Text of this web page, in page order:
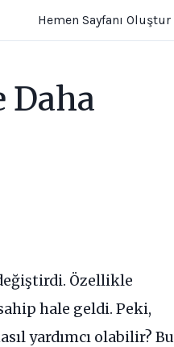
Hemen Sayfanı Oluştur
Daha
Özellikle
hale geldi. Peki,
yardımcı olabilir? Bu